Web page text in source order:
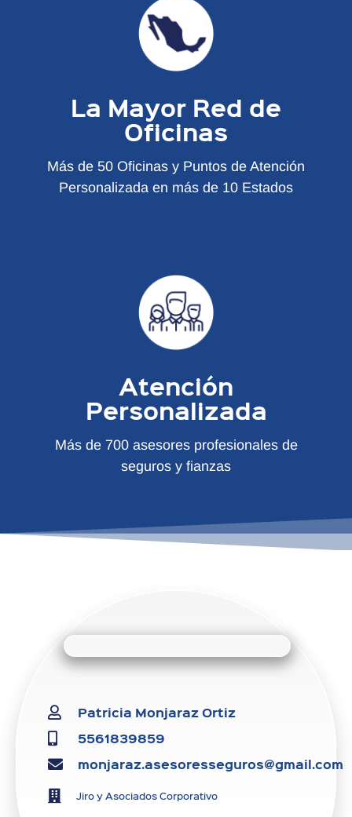
La Mayor Red de
Oficinas
Más de 50 Oficinas y Puntos de Atención
Personalizada en más de 10 Estados
Atención
Personalizada
Más de 700 asesores profesionales de
seguros y fianzas
Patricia Monjaraz Ortiz
5561839859
monjaraz.asesoresseguros@gmail.com
Jiro y Asociados Corporativo